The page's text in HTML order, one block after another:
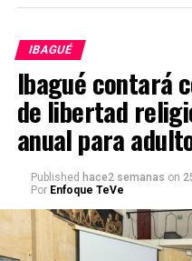
IBAGUÉ
Ibagué contará
de libertad
anual para
Published hace2 semanas on
Por Enfoque TeVe